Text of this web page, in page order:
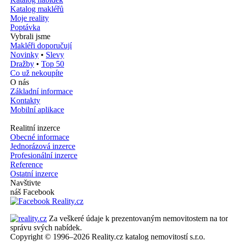
Katalog makléřů
Moje reality
Poptávka
Vybrali jsme
Makléři doporučují
Novinky • Slevy
Dražby • Top 50
Co už nekoupíte
O nás
Základní informace
Kontakty
Mobilní aplikace
Realitní inzerce
Obecné informace
Jednorázová inzerce
Profesionální inzerce
Reference
Ostatní inzerce
Navštivte
náš Facebook
Za veškeré údaje k prezentovaným nemovitostem na
správu svých nabídek.
Copyright © 1996–2026 Reality.cz katalog nemovitostí s.r.o.